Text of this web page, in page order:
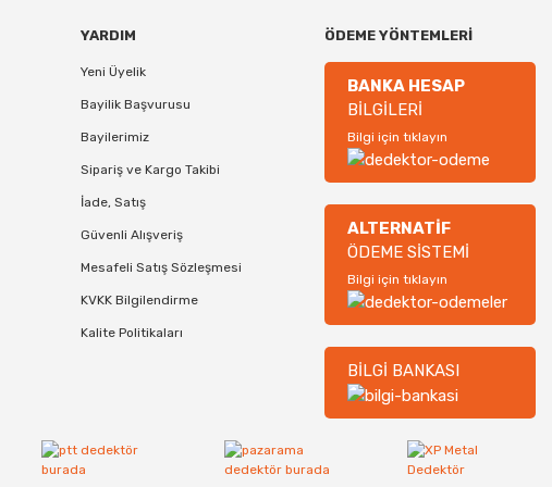
YARDIM
Yeni Üyelik
Bayilik Başvurusu
Bayilerimiz
Sipariş ve Kargo Takibi
İade, Satış
Güvenli Alışveriş
Mesafeli Satış Sözleşmesi
KVKK Bilgilendirme
Kalite Politikaları
ÖDEME YÖNTEMLERİ
BANKA HESAP
BİLGİLERİ
Bilgi için tıklayın
ALTERNATİF
ÖDEME SİSTEMİ
Bilgi için tıklayın
BİLGİ BANKASI